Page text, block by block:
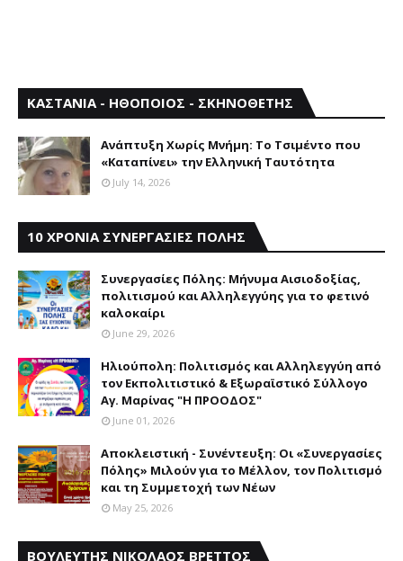
ΚΑΣΤΑΝΙΑ - ΗΘΟΠΟΙΟΣ - ΣΚΗΝΟΘΕΤΗΣ
Aνάπτυξη Xωρίς Mνήμη: Το Τσιμέντο που
«Καταπίνει» την Ελληνική Ταυτότητα
July 14, 2026
10 ΧΡΟΝΙΑ ΣΥΝΕΡΓΑΣΙΕΣ ΠΟΛΗΣ
Συνεργασίες Πόλης: Mήνυμα Aισιοδοξίας,
πολιτισμού και Aλληλεγγύης για το φετινό
καλοκαίρι
June 29, 2026
Ηλιούπολη: Πολιτισμός και Aλληλεγγύη από
τον Εκπολιτιστικό & Εξωραϊστικό Σύλλογο
Αγ. Μαρίνας "Η ΠΡΟΟΔΟΣ"
June 01, 2026
Αποκλειστική - Συνέντευξη: Οι «Συνεργασίες
Πόλης» Μιλούν για το Μέλλον, τον Πολιτισμό
και τη Συμμετοχή των Νέων
May 25, 2026
ΒΟΥΛΕΥΤΗΣ ΝΙΚΟΛΑΟΣ ΒΡΕΤΤΟΣ